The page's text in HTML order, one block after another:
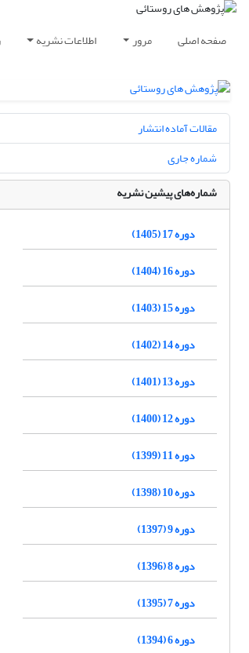
صفحه اصلی مرور اطلاعات نشریه
مقالات آماده انتشار
شماره جاری
شماره‌های پیشین نشریه
دوره 17 (1405)
دوره 16 (1404)
دوره 15 (1403)
دوره 14 (1402)
دوره 13 (1401)
دوره 12 (1400)
دوره 11 (1399)
دوره 10 (1398)
دوره 9 (1397)
دوره 8 (1396)
دوره 7 (1395)
دوره 6 (1394)